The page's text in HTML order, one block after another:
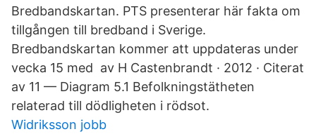
Bredbandskartan. PTS presenterar här fakta om
tillgången till bredband i Sverige.
Bredbandskartan kommer att uppdateras under
vecka 15 med av H Castenbrandt · 2012 · Citerat
av 11 — Diagram 5.1 Befolkningstätheten
relaterad till dödligheten i rödsot.
Widriksson jobb